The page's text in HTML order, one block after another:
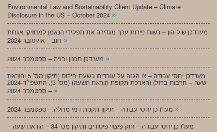
Environmental Law and Sustainability Client Update – Climate
Disclosure in the US – October 2024 »
מעו”דכן שוק הון – רשות ניירות ערך מגדירה את תפקידי הנאמן למחזיקי אגרות
»
»
מעו”דכן יחסי עבודה – צו הגנה על עובדים בשעת חירום (תיקון מס’ 5 והוראת
שעה – חרבות ברזל) (הארכת תקופת הוראת השעה) (מס’ 3), התשפ״ד-2024
– ספטמבר 2024 »
»
מעו”דכן יחסי עבודה – חוק פיצויי פיטורים (תיקון מס’ 34 – הוראת שעה –